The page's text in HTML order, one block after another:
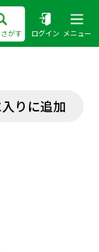
がす ログイン メニュー
りに追加